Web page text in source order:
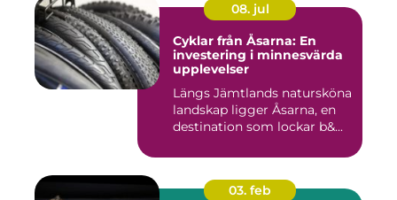
08. jul
Cyklar från Åsarna: En
investering i minnesvärda
upplevelser
Längs Jämtlands natursköna
landskap ligger Åsarna, en
destination som lockar b&...
03. feb